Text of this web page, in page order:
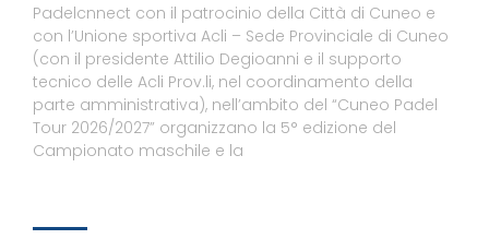
Padelcnnect con il patrocinio della Città di Cuneo e
con l’Unione sportiva Acli – Sede Provinciale di Cuneo
(con il presidente Attilio Degioanni e il supporto
tecnico delle Acli Prov.li, nel coordinamento della
parte amministrativa), nell’ambito del “Cuneo Padel
Tour 2026/2027” organizzano la 5° edizione del
Campionato maschile e la